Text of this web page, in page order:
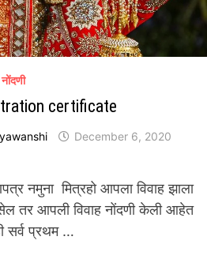
नोंदणी
certificate
December 6, 2020
नमुना मित्रहो आपला विवाह झाला
तर आपली विवाह नोंदणी केली आहेत
सर्व प्रथम …